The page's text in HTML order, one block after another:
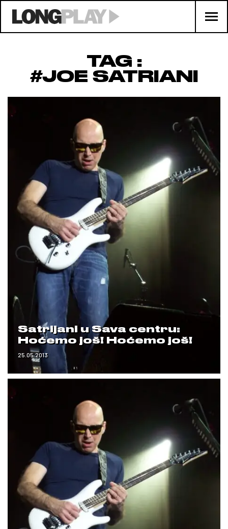
TAG :
#JOE SATRIANI
Satrijani u Sava centru:
Hoćemo još! Hoćemo još!
25.05.2013